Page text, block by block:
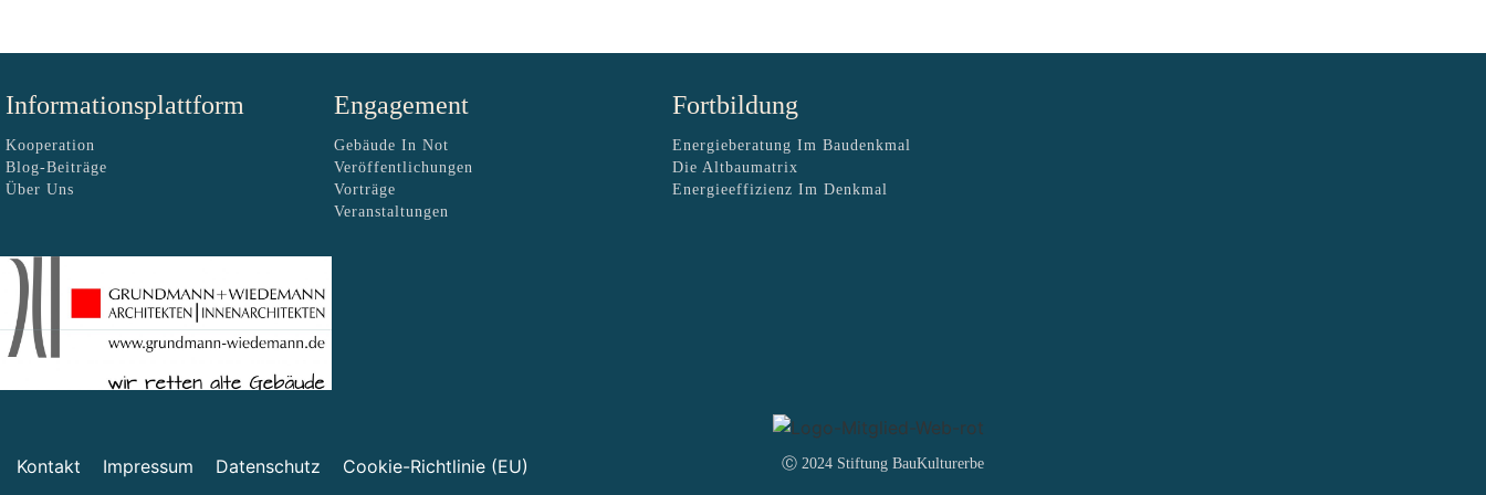
Informationsplattform
Kooperation
Blog-Beiträge
Über Uns
Engagement
Gebäude In Not
Veröffentlichungen
Vorträge
Veranstaltungen
Fortbildung
Energieberatung Im Baudenkmal
Die Altbaumatrix
Energieeffizienz Im Denkmal
Kontakt Impressum Datenschutz Cookie-Richtlinie (EU) Ⓒ 2024 Stiftung BauKulturerbe